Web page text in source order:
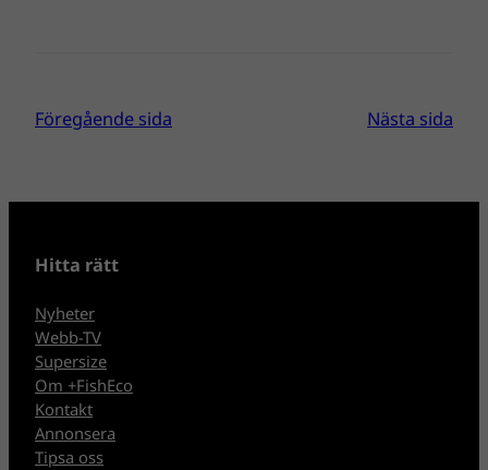
Föregående sida Nästa sida
Hitta rätt
Nyheter
Webb-TV
Supersize
Om +FishEco
Kontakt
Annonsera
Tipsa oss